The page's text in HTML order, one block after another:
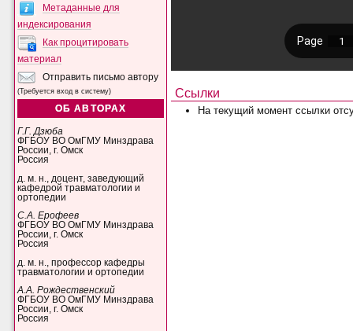
Метаданные для
индексирования
Как процитировать
материал
Отправить письмо автору
(Требуется вход в систему)
ОБ АВТОРАХ
Г.Г. Дзюба
ФГБОУ ВО ОмГМУ Минздрава
России, г. Омск
Россия
д. м. н., доцент, заведующий
кафедрой травматологии и
ортопедии
С.А. Ерофеев
ФГБОУ ВО ОмГМУ Минздрава
России, г. Омск
Россия
д. м. н., профессор кафедры
травматологии и ортопедии
А.А. Рождественский
ФГБОУ ВО ОмГМУ Минздрава
России, г. Омск
Россия
Ссылки
На текущий момент ссылки